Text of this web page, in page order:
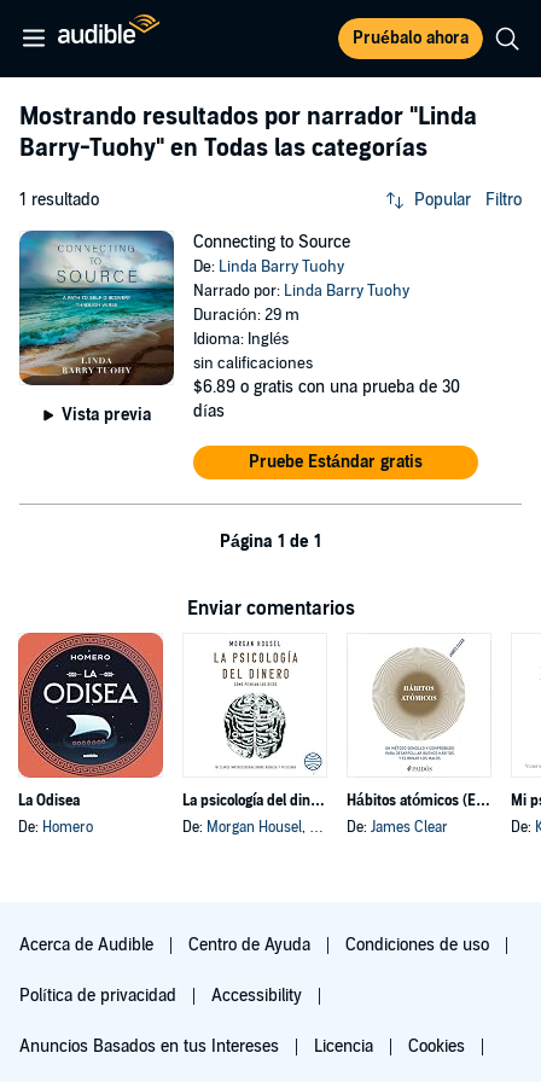
Pruébalo ahora
Mostrando resultados por narrador "Linda
Barry-Tuohy" en Todas las categorías
1 resultado Popular Filtro
Vista previa
Connecting to Source
De: Linda Barry Tuohy
Narrado por: Linda Barry Tuohy
Duración: 29 m
Idioma: Inglés
sin calificaciones
$6.89 o gratis con una prueba de 30
días
Pruebe Estándar gratis
Página 1 de 1
Enviar comentarios
La Odisea
De: Homero
La psicología del dinero
De: Morgan Housel, y otros
Hábitos atómicos (Español neutro)
De: James Clear
Mi
De:
Acerca de Audible Centro de Ayuda Condiciones de uso
Política de privacidad Accessibility
Anuncios Basados en tus Intereses Licencia Cookies